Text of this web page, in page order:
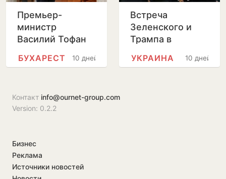
Премьер-
министр
Василий Тофан
официальный10 дней
БУХАРЕСТ
Встреча
Зеленского и
Трампа в
пройдет без10 дней
УКРАИНА
Контакт info@ournet-group.com
Version: 0.2.2
Бизнес
Реклама
Источники новостей